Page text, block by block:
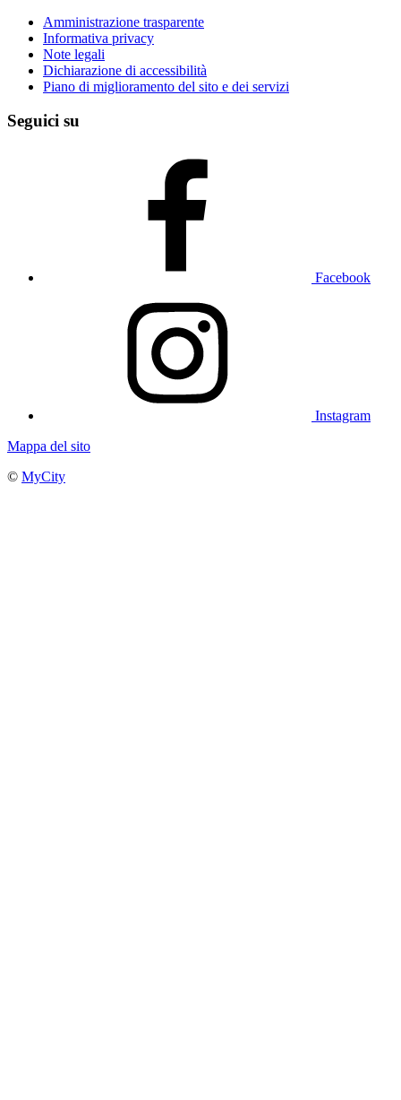
Amministrazione trasparente
Informativa privacy
Note legali
Dichiarazione di accessibilità
Piano di miglioramento del sito e dei servizi
Seguici su
Facebook
Instagram
Mappa del sito
© MyCity